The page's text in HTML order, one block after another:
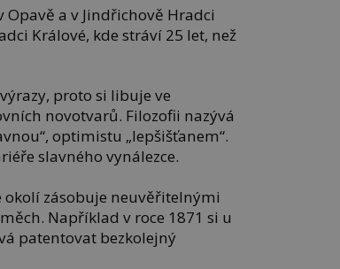
Opavě a v Jindřichově Hradci
Králové, kde stráví 25 let, než
proto si libuje ve
novotvarů. Filozofii nazývá
optimistu „lepšišťanem“.
slavného vynálezce.
okolí zásobuje neuvěřitelnými
Například v roce 1871 si u
patentovat bezkolejný